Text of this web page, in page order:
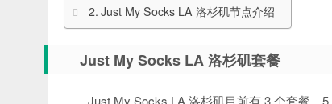
Just My Socks LA 洛杉矶节点介绍
Just My Socks LA 洛杉矶套餐
Just My Socks LA 洛杉矶目前有 3 个套餐，